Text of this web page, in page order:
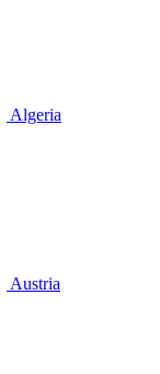
Algeria
Austria